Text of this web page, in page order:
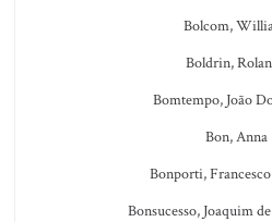
Bolcom,
Boldrin,
Bomtempo, João
Bon, Anna
Bonporti,
Bonsucesso, Joaquim